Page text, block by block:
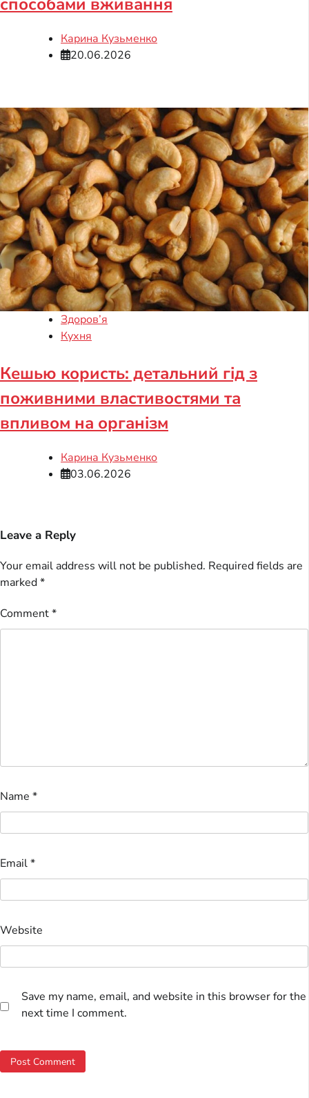
способами вживання
Карина Кузьменко
20.06.2026
Здоров’я
Кухня
Кешью користь: детальний гід з
поживними властивостями та
впливом на організм
Карина Кузьменко
03.06.2026
Leave a Reply
Your email address will not be published. Required fields are
marked*
Comment*
Name *
Email*
Website
Save my name, email, and website in this browser for the
next time I comment.